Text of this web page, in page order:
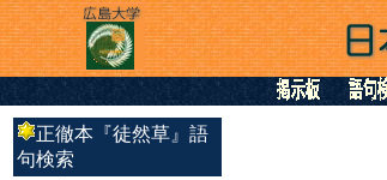
正徹本『徒然草』語
句検索